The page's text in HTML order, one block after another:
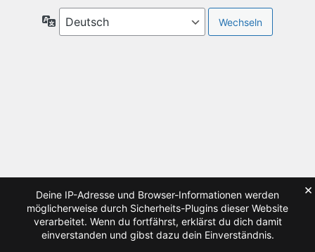
Sprache
Deine IP-Adresse und Browser-Informationen werden
möglicherweise durch Sicherheits-Plugins dieser Website
verarbeitet. Wenn du fortfährst, erklärst du dich damit
einverstanden und gibst dazu dein Einverständnis.
×